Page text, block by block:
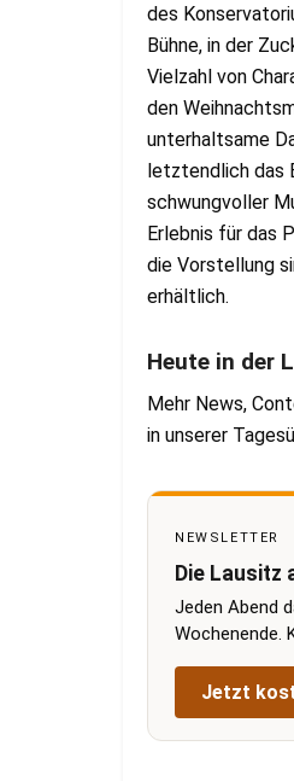
des
Bühne, in der
Vielzahl von
den
unterhaltsame
letztendlich das
schwungvoller
Erlebnis für das
die Vorstellung
erhältlich.
Heute in der
Mehr News,
in unserer
NEWSLETTER
Die Lausitz
Jeden Abend
Wochenende.
Jetzt